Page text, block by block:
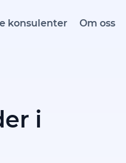
konsulenter Om oss
i